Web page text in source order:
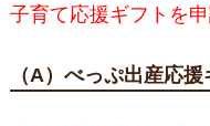
子育て応援ギフトを
（A）べっぷ出産応援